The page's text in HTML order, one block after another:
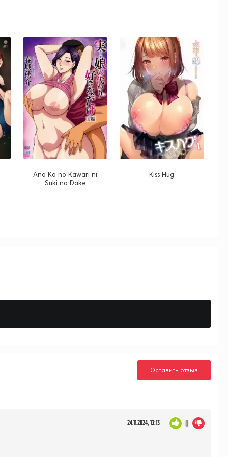
Ano Ko no Kawari ni
Suki na Dake
Kiss Hug
Оставить отзыв
24.11.2024, 13:13 0